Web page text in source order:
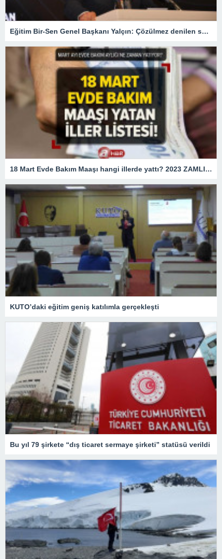
Eğitim Bir-Sen Genel Başkanı Yalçın: Çözülmez denilen sorunları çözdük – Son Haberler
18 Mart Evde Bakım Maaşı hangi illerde yattı? 2023 ZAMLI Evde Bakım Maaşı yatan İLLER LİSTESİ! e-Devlet sorgulama ekranı
KUTO’daki eğitim geniş katılımla gerçekleşti
Bu yıl 79 şirkete “dış ticaret sermaye şirketi” statüsü verildi